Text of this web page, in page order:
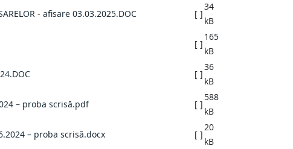
- afisare 03.03.2025.DOC
[ ]
34
kB
[ ]
165
kB
[ ]
36
kB
– proba scrisă.pdf
[ ]
588
kB
– proba scrisă.docx
[ ]
20
kB